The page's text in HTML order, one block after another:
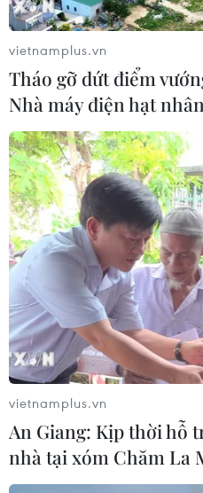
TIN LIÊN QUAN
Vietnam Airlines
triệu ghế dịp Tết
21/12/2021 08:25
Vietnam Airlines Group đã
Nguyên đán Nhâm Dần
địa với mức giá rẻ ưu đãi
lại trong dịp này.
vietnamplus.vn
Tháo gỡ dứt điểm
Nhà máy điện hạt
vietnamplus.vn
An Giang: Kịp thời hỗ
nhà tại xóm Chăm La